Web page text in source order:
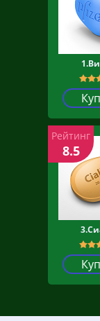
Рейтинг
8.5